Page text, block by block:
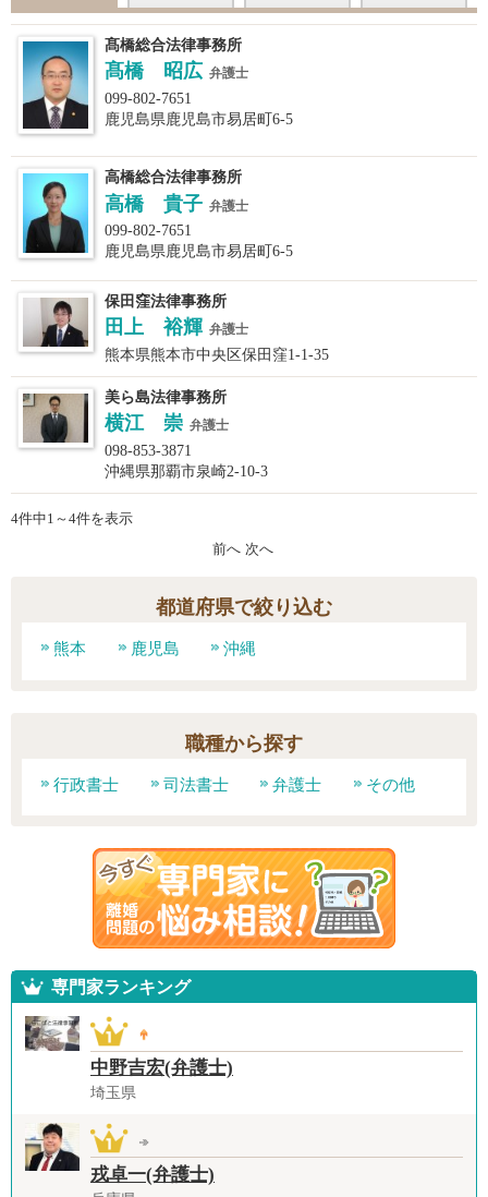
髙橋総合法律事務所
髙橋 昭広 弁護士
099-802-7651
鹿児島県鹿児島市易居町6-5
高橋総合法律事務所
高橋 貴子 弁護士
099-802-7651
鹿児島県鹿児島市易居町6-5
保田窪法律事務所
田上 裕輝 弁護士
熊本県熊本市中央区保田窪1-1-35
美ら島法律事務所
横江 崇 弁護士
098-853-3871
沖縄県那覇市泉崎2-10-3
4件中1～4件を表示
前へ 次へ
都道府県で絞り込む
熊本 鹿児島 沖縄
職種から探す
行政書士 司法書士 弁護士 その他
専門家ランキング
中野吉宏(弁護士)
埼玉県
戎卓一(弁護士)